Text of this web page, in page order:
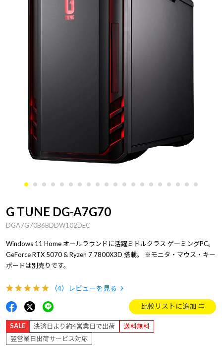
G TUNE DG-A7G70
DGA7G70B6BDDW102DEC
Windows 11 Home オールラウンドに活躍ミドルクラス ゲーミングPC。
GeForce RTX 5070 & Ryzen 7 7800X3D 搭載。 ※モニタ・マウス・キー
ボードは別売りです。
（4） レビューを見る
比較リストに追加
SALE 決済日より約4営業日で出荷
送料無料
翌営業日出荷サービス対応